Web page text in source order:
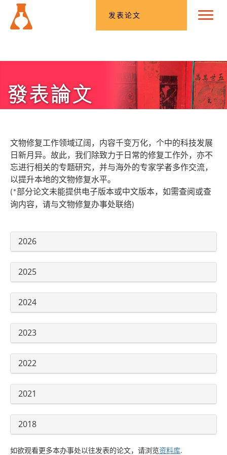
发表论文
文物修复工作领域辽阔，内容千变万化，个中的科技发展
日新月异。故此，我们除致力于日常的修复工作外，亦不
忘进行相关的专题研究，并与海外的专家学者多作交流，
以提升本地的文物修复水平。
(*部分论文未能提供电子版本或中文版本，如需查阅或查
询内容，请与文物修复办事处联络)
2026
2025
2024
2023
2022
2021
2018
如欲观看更多本办事处以往发表的论文，请浏览资料库.